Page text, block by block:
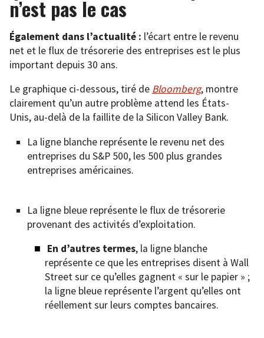
n’est pas le cas
Également dans l’actualité : l’écart entre le revenu
net et le flux de trésorerie des entreprises est le plus
important depuis 30 ans.
Le graphique ci-dessous, tiré de Bloomberg, montre
clairement qu’un autre problème attend les États-
Unis, au-delà de la faillite de la Silicon Valley Bank.
La ligne blanche représente le revenu net des
entreprises du S&P 500, les 500 plus grandes
entreprises américaines.
La ligne bleue représente le flux de trésorerie
provenant des activités d’exploitation.
En d’autres termes, la ligne blanche
représente ce que les entreprises disent à Wall
Street sur ce qu’elles gagnent « sur le papier » ;
la ligne bleue représente l’argent qu’elles ont
réellement sur leurs comptes bancaires.